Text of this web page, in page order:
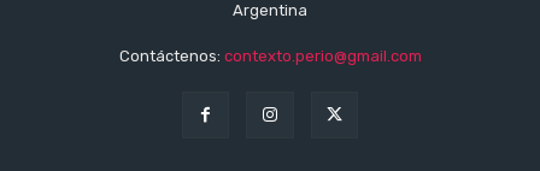
Argentina
Contáctenos: contexto.perio@gmail.com